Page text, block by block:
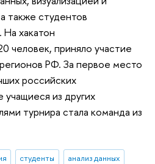
также студентов
На хакатон
человек, приняло участие
РФ. За первое место
российских
учащиеся из других
турнира стала команда из
студенты
анализ данных